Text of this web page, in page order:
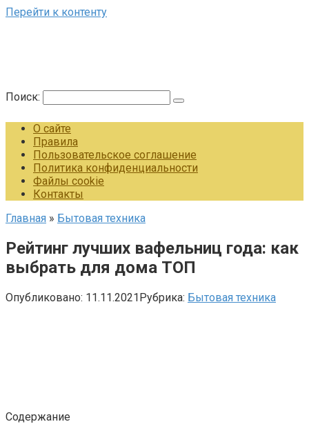
Перейти к контенту
Поиск:
О сайте
Правила
Пользовательское соглашение
Политика конфиденциальности
Файлы cookie
Контакты
Главная » Бытовая техника
Рейтинг лучших вафельниц года: как
выбрать для дома ТОП
Опубликовано: 11.11.2021Рубрика: Бытовая техника
Содержание